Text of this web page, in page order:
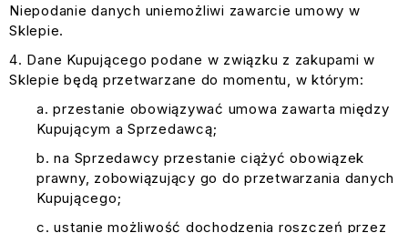
Niepodanie danych uniemożliwi zawarcie umowy w
Sklepie.
Dane Kupującego podane w związku z zakupami w
Sklepie będą przetwarzane do momentu, w którym:
przestanie obowiązywać umowa zawarta między
Kupującym a Sprzedawcą;
na Sprzedawcy przestanie ciążyć obowiązek
prawny, zobowiązujący go do przetwarzania danych
Kupującego;
ustanie możliwość dochodzenia roszczeń przez